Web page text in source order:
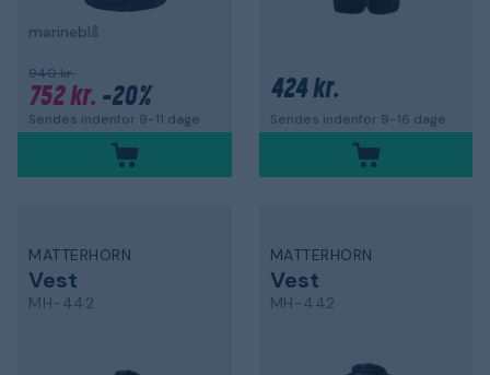
marineblå
940 kr.
752 kr. -20%
Sendes indenfor 9-11 dage
424 kr.
Sendes indenfor 9-16 dage
MATTERHORN
Vest
MH-442
MATTERHORN
Vest
MH-442